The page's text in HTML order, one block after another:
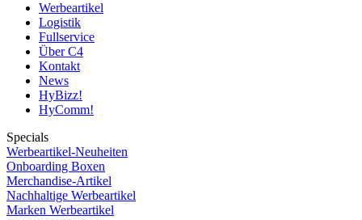
Werbeartikel
Logistik
Fullservice
Über C4
Kontakt
News
HyBizz!
HyComm!
Specials
Werbeartikel-Neuheiten
Onboarding Boxen
Merchandise-Artikel
Nachhaltige Werbeartikel
Marken Werbeartikel